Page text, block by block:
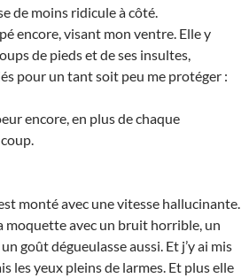
de moins ridicule à côté.
encore, visant mon ventre. Elle y
de pieds et de ses insultes,
pour un tant soit peu me protéger :
encore, en plus de chaque
monté avec une vitesse hallucinante.
moquette avec un bruit horrible, un
goût dégueulasse aussi. Et j’y ai mis
les yeux pleins de larmes. Et plus elle